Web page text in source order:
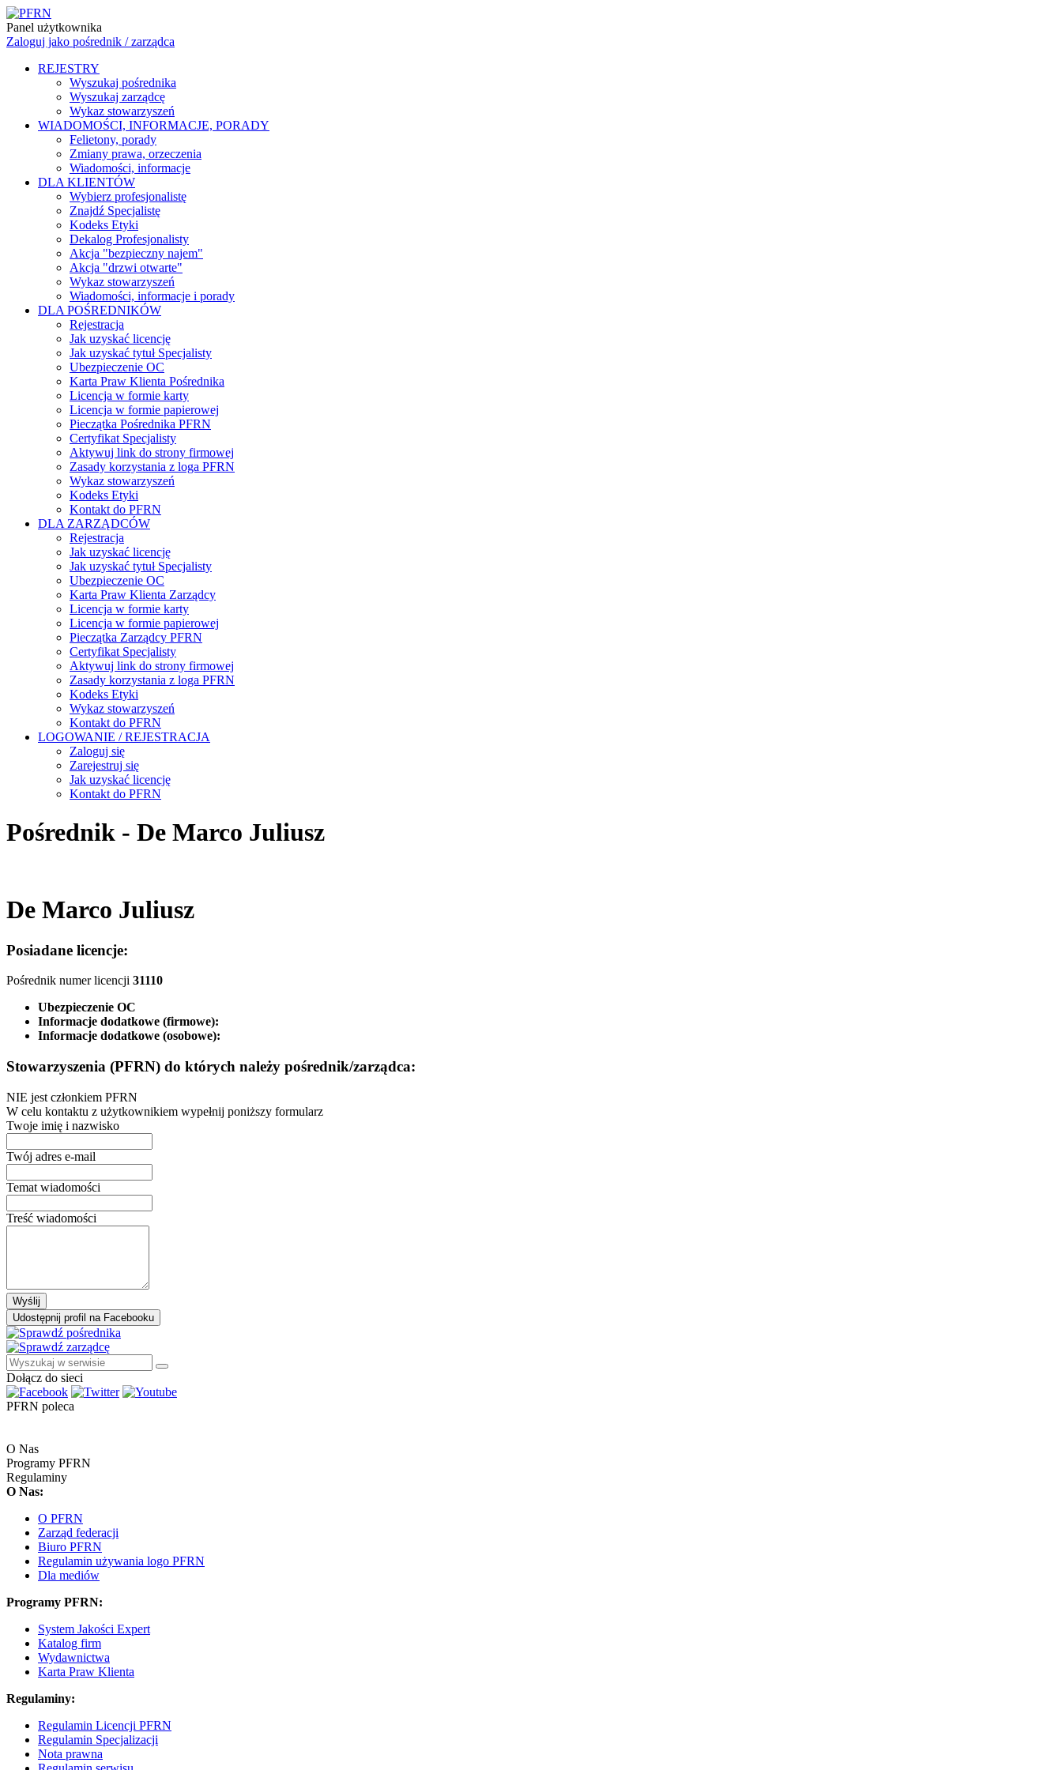
Panel użytkownika
Zaloguj jako pośrednik / zarządca
REJESTRY
Wyszukaj pośrednika
Wyszukaj zarządcę
Wykaz stowarzyszeń
WIADOMOŚCI, INFORMACJE, PORADY
Felietony, porady
Zmiany prawa, orzeczenia
Wiadomości, informacje
DLA KLIENTÓW
Wybierz profesjonalistę
Znajdź Specjalistę
Kodeks Etyki
Dekalog Profesjonalisty
Akcja "bezpieczny najem"
Akcja "drzwi otwarte"
Wykaz stowarzyszeń
Wiadomości, informacje i porady
DLA POŚREDNIKÓW
Rejestracja
Jak uzyskać licencję
Jak uzyskać tytuł Specjalisty
Ubezpieczenie OC
Karta Praw Klienta Pośrednika
Licencja w formie karty
Licencja w formie papierowej
Pieczątka Pośrednika PFRN
Certyfikat Specjalisty
Aktywuj link do strony firmowej
Zasady korzystania z loga PFRN
Wykaz stowarzyszeń
Kodeks Etyki
Kontakt do PFRN
DLA ZARZĄDCÓW
Rejestracja
Jak uzyskać licencję
Jak uzyskać tytuł Specjalisty
Ubezpieczenie OC
Karta Praw Klienta Zarządcy
Licencja w formie karty
Licencja w formie papierowej
Pieczątka Zarządcy PFRN
Certyfikat Specjalisty
Aktywuj link do strony firmowej
Zasady korzystania z loga PFRN
Kodeks Etyki
Wykaz stowarzyszeń
Kontakt do PFRN
LOGOWANIE / REJESTRACJA
Zaloguj się
Zarejestruj się
Jak uzyskać licencję
Kontakt do PFRN
Pośrednik - De Marco Juliusz
De Marco Juliusz
Posiadane licencje:
Pośrednik numer licencji 31110
Ubezpieczenie OC
Informacje dodatkowe (firmowe):
Informacje dodatkowe (osobowe):
Stowarzyszenia (PFRN) do których należy pośrednik/zarządca:
NIE jest członkiem PFRN
W celu kontaktu z użytkownikiem wypełnij poniższy formularz
Twoje imię i nazwisko
Twój adres e-mail
Temat wiadomości
Treść wiadomości
Wyślij
Udostępnij profil na Facebooku
Dołącz do sieci
PFRN poleca
O Nas
Programy PFRN
Regulaminy
O Nas:
O PFRN
Zarząd federacji
Biuro PFRN
Regulamin używania logo PFRN
Dla mediów
Programy PFRN:
System Jakości Expert
Katalog firm
Wydawnictwa
Karta Praw Klienta
Regulaminy:
Regulamin Licencji PFRN
Regulamin Specjalizacji
Nota prawna